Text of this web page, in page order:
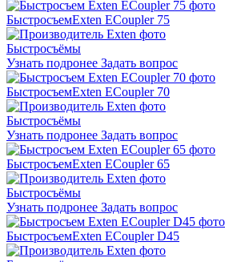
БыстросъемExten ECoupler 75
Быстросъёмы
Узнать подронее Задать вопрос
БыстросъемExten ECoupler 70
Быстросъёмы
Узнать подронее Задать вопрос
БыстросъемExten ECoupler 65
Быстросъёмы
Узнать подронее Задать вопрос
БыстросъемExten ECoupler D45